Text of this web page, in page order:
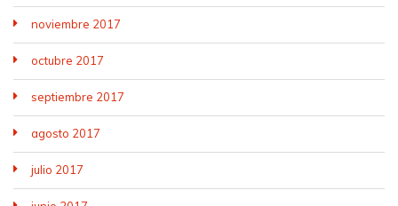
noviembre 2017
octubre 2017
septiembre 2017
agosto 2017
julio 2017